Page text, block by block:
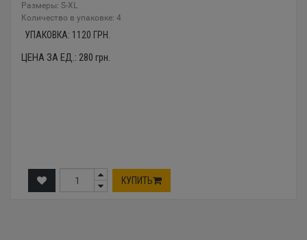
Размеры: S-XL
Количество в упаковке: 4
УПАКОВКА: 1120 ГРН.
ЦЕНА ЗА ЕД.: 280 грн.
КУПИТЬ